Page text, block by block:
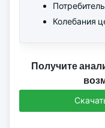
Колебания
Получите